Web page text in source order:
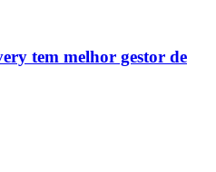
tem melhor gestor de